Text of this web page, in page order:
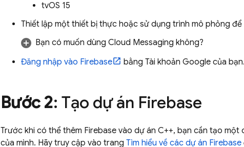
tvOS 15
Thiết lập một thiết bị thực hoặc sử dụng trình mô phỏng
Bạn có muốn dùng Cloud Messaging không?
Đăng nhập vào Firebase
bằng Tài khoản Google của bạn.
Bước 2: Tạo dự án Firebase
Trước khi có thể thêm Firebase vào dự án C++, bạn cần tạo một
của mình. Hãy truy cập vào trang Tìm hiểu về các dự án Firebase